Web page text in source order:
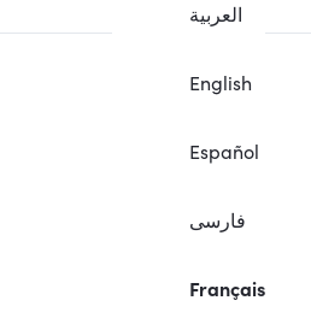
العربية
English
Español
فارسی
Français